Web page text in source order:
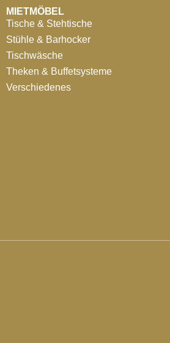
MIETMÖBEL
Tische & Stehtische
Stühle & Barhocker
Tischwäsche
Theken & Buffetsysteme
Verschiedenes